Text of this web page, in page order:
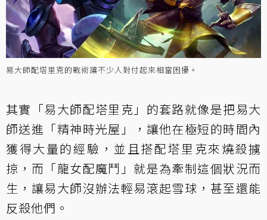
易大師配塔里克的戰術讓不少人對付起來相當困擾。
其實「易大師配塔里克」的套路就像是把易大
師送進「精神時光屋」，讓他在極短的時間內
獲得大量的經驗，並且搭配塔里克來燒殺擄
掠，而「龍女配魔鬥」就是為牽制這個狀況而
生，讓易大師沒辦法輕易滾起雪球，甚至還能
反殺他們。